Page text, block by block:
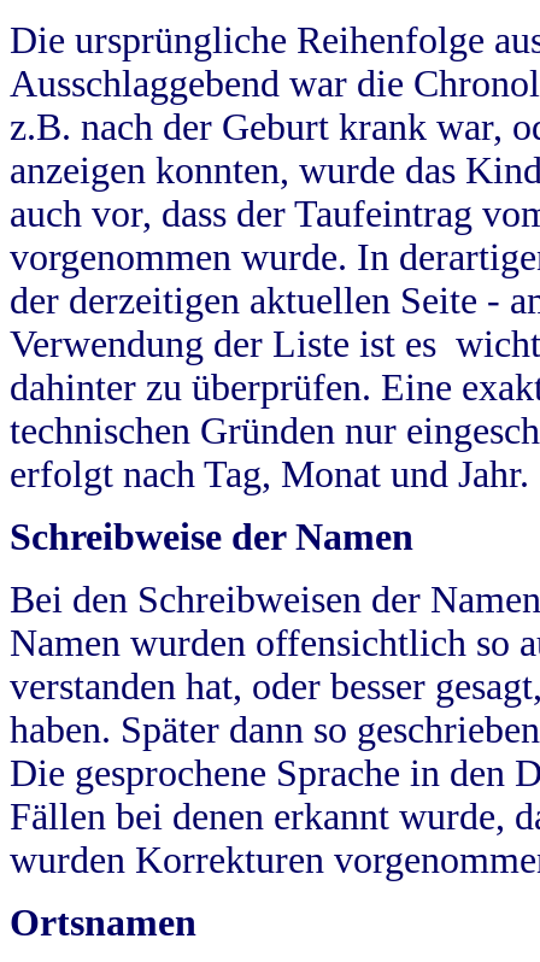
Die ursprüngliche Reihenfolge
Ausschlaggebend war die
z.B. nach der Geburt krank war,
anzeigen konnten, wurde das
auch vor, dass der Taufeintrag
vorgenommen wurde. In
der derzeitigen aktuellen Seite -
Verwendung der Liste ist es
dahinter zu überprüfen. Eine
technischen Gründen nur
erfolgt nach Tag, Monat und Jahr.
Schreibweise der Namen
Bei den Schreibweisen der
Namen wurden offensichtlich so
verstanden hat, oder besser
haben. Später dann so
Die gesprochene Sprache in
Fällen bei denen erkannt wurde,
wurden Korrekturen
Ortsnamen